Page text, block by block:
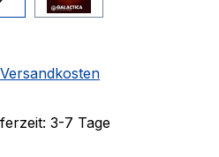
3-7 Tage